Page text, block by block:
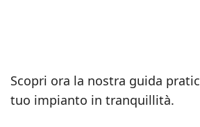
Scopri ora la nostra guida
tuo impianto in tranquillità.